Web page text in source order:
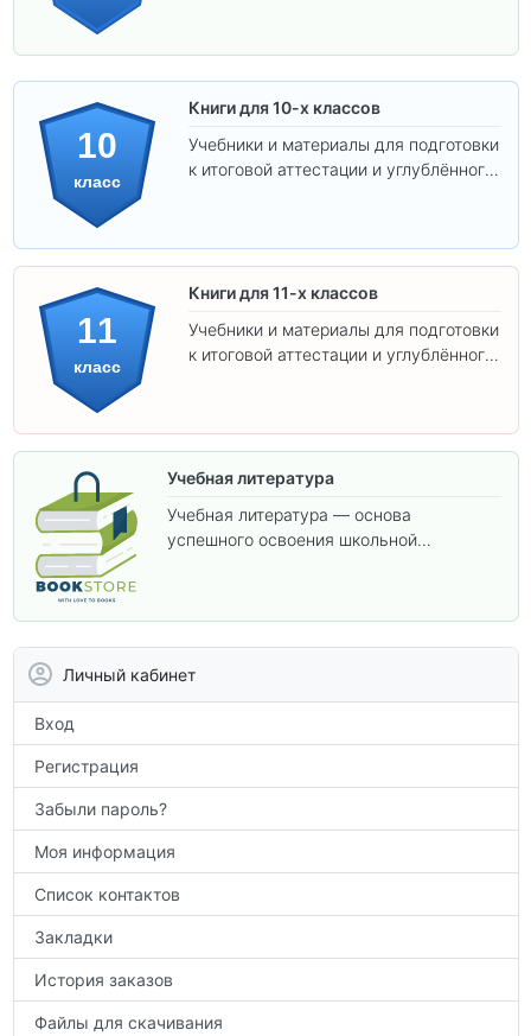
10
класс
Книги для 10-х классов
Учебники и материалы для подготовки
к итоговой аттестации и углублённого
11
класс
Книги для 11-х классов
Учебники и материалы для подготовки
к итоговой аттестации и углублённого
Учебная литература
Учебная литература — основа
успешного освоения школьной
по предметам.
Личный кабинет
Вход
Регистрация
Забыли пароль?
Моя информация
Список контактов
Закладки
История заказов
Файлы для скачивания